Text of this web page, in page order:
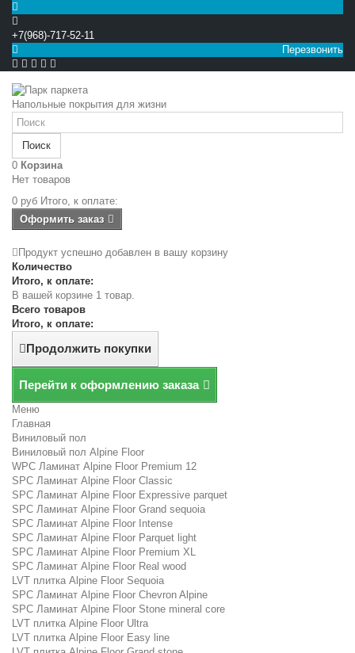
+7(968)-717-52-11
Перезвонить
 
Напольные покрытия для жизни
Поиск
0 Корзина
Нет товаров
0 руб Итого, к оплате:
Оформить заказ
Продукт успешно добавлен в вашу корзину
Количество
Итого, к оплате:
В вашей корзине 1 товар.
Всего товаров
Итого, к оплате:
Продолжить покупки
Перейти к оформлению заказа
Меню
Главная
Виниловый пол
Виниловый пол Alpine Floor
WPC Ламинат Alpine Floor Premium 12
SPC Ламинат Alpine Floor Classic
SPC Ламинат Alpine Floor Expressive parquet
SPC Ламинат Alpine Floor Grand sequoia
SPC Ламинат Alpine Floor Intense
SPC Ламинат Alpine Floor Parquet light
SPC Ламинат Alpine Floor Premium XL
SPC Ламинат Alpine Floor Real wood
LVT плитка Alpine Floor Sequoia
SPC Ламинат Alpine Floor Chevron Alpine
SPC Ламинат Alpine Floor Stone mineral core
LVT плитка Alpine Floor Ultra
LVT плитка Alpine Floor Easy line